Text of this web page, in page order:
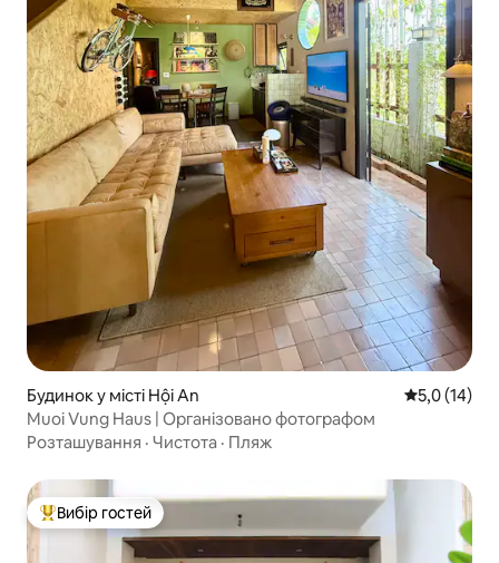
Будинок у місті Hội An Середня
5,0 (14)
Muoi Vung Haus | Організовано фотографом
Розташування · Чистота · Пляж
Топ вибір гостей
Вибір гостей